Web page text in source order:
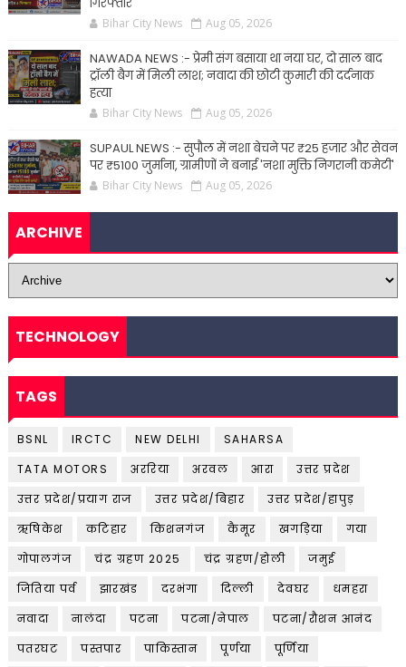
Bihar City News Aug 05, 2026
NAWADA NEWS :- प्रेमी संग बसाया था नया घर, दो साल बाद
ट्रॉली बैग में मिली लाश; नवादा की छोटी कुमारी की दर्दनाक
हत्या
Bihar City News Aug 05, 2026
SUPAUL NEWS :- सुपौल में नशा बेचने पर ₹25 हजार और सेवन
पर ₹5100 जुर्माना, ग्रामीणों ने बनाई 'नशा मुक्ति निगरानी कमेटी'
Bihar City News Aug 05, 2026
ARCHIVE
TECHNOLOGY
TAGS
BSNL IRCTC NEW DELHI
SAHARSA
TATA MOTORS
अररिया अरवल आरा
उत्तर प्रदेश
उत्तर प्रदेश/प्रयाग राज
उत्तर प्रदेश/बिहार
उत्तर प्रदेश/हापुड़
ऋषिकेश
कटिहार किशनगंज कैमूर खगड़िया
गया
गोपालगंज
चंद्र ग्रहण 2025 चंद्र ग्रहण/होली
जमुई
जितिया पर्व
झारखंड दरभंगा दिल्ली देवघर
धमहरा
नवादा
नालंदा पटना पटना/नेपाल
पटना/रौशन आनंद
पतरघट
पस्तपार पाकिस्तान पूर्णया
पूर्णिया